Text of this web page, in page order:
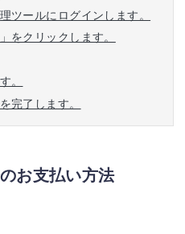
ツールにログインします。
をクリックします。
。
完了します。
お支払い方法